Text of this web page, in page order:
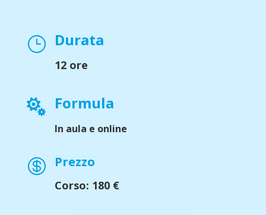
} Durata
12 ore
 Formula
In aula e online
 Prezzo
Corso: 180 €